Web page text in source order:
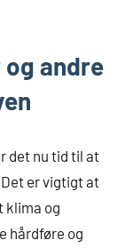
andre
det nu tid til at
er vigtigt at
klima og
hårdføre og